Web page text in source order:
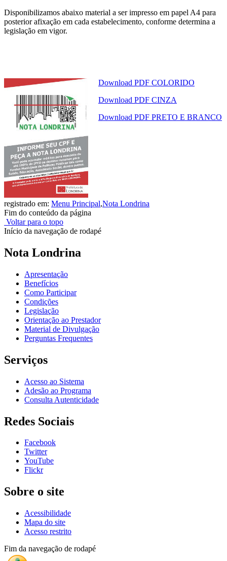
Disponibilizamos abaixo material a ser impresso em papel A4 para
posterior afixação em cada estabelecimento, conforme determina a
legislação em vigor.
Download PDF COLORIDO
Download PDF CINZA
Download PDF PRETO E BRANCO
registrado em: Menu Principal,Nota Londrina
Fim do conteúdo da página
Voltar para o topo
Início da navegação de rodapé
Nota Londrina
Apresentação
Benefícios
Como Participar
Condições
Legislação
Orientação ao Prestador
Material de Divulgação
Perguntas Frequentes
Serviços
Acesso ao Sistema
Adesão ao Programa
Consulta Autenticidade
Redes Sociais
Facebook
Twitter
YouTube
Flickr
Sobre o site
Acessibilidade
Mapa do site
Acesso restrito
Fim da navegação de rodapé